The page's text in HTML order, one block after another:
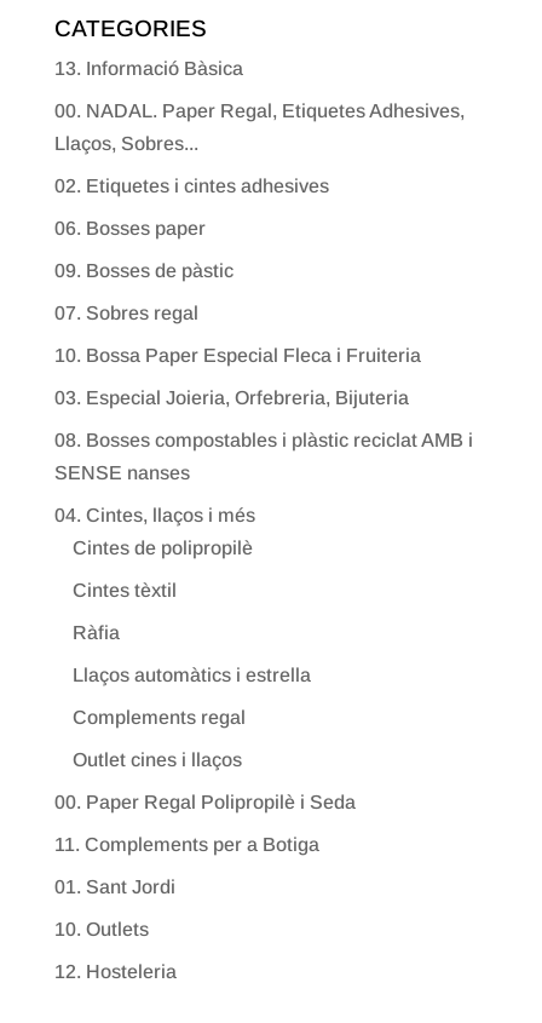
CATEGORIES
13. Informació Bàsica
00. NADAL. Paper Regal, Etiquetes Adhesives,
Llaços, Sobres...
02. Etiquetes i cintes adhesives
06. Bosses paper
09. Bosses de pàstic
07. Sobres regal
10. Bossa Paper Especial Fleca i Fruiteria
03. Especial Joieria, Orfebreria, Bijuteria
08. Bosses compostables i plàstic reciclat AMB i
SENSE nanses
04. Cintes, llaços i més
Cintes de polipropilè
Cintes tèxtil
Ràfia
Llaços automàtics i estrella
Complements regal
Outlet cines i llaços
00. Paper Regal Polipropilè i Seda
11. Complements per a Botiga
01. Sant Jordi
10. Outlets
12. Hosteleria